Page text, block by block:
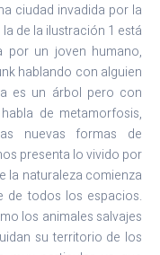
ciudad invadida por la
de la ilustración 1 está
por un joven humano,
hablando con alguien
es un árbol pero con
de metamorfosis,
nuevas formas de
presenta lo vivido por
la naturaleza comienza
de todos los espacios.
los animales salvajes
su territorio de los